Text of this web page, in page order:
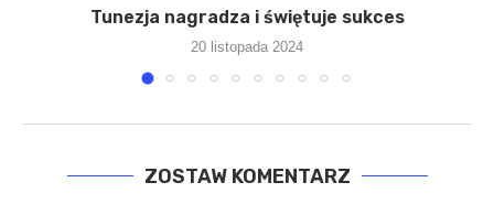
Tunezja nagradza i świętuje sukces
20 listopada 2024
ZOSTAW KOMENTARZ